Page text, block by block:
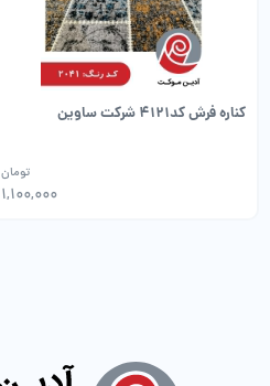
کناره فرش کد۴۱۲۱ شرکت ساوین
1,100,000
تومان